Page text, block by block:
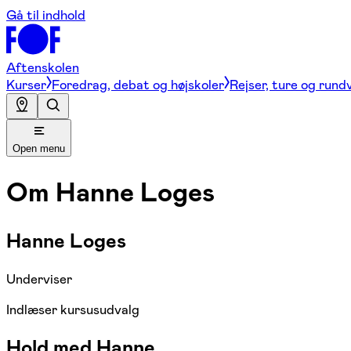
Gå til indhold
Aftenskolen
Kurser Foredrag, debat og højskoler Rejser, ture og
Open menu
Om Hanne Loges
Hanne Loges
Underviser
Indlæser kursusudvalg